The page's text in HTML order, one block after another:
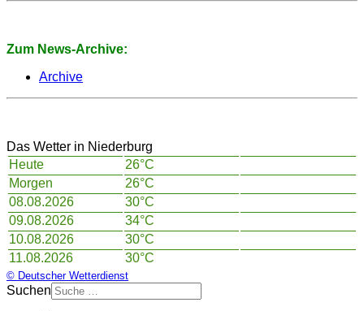
Zum News-Archive:
Archive
Das Wetter in Niederburg
Heute
26°C
Morgen
26°C
08.08.2026
30°C
09.08.2026
34°C
10.08.2026
30°C
11.08.2026
30°C
© Deutscher Wetterdienst
Suchen